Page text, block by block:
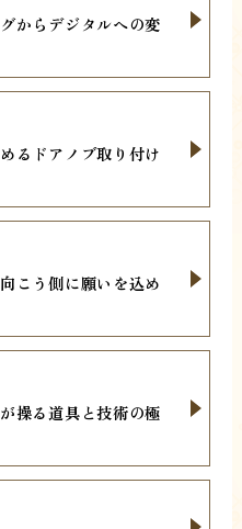
からデジタルへの変
るドアノブ取り付け
こう側に願いを込め
操る道具と技術の極